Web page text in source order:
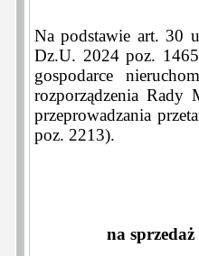
Na podstawie art. 30
Dz.U. 2024 poz.
gospodarce
rozporządzenia
przeprowadzania
poz. 2213).
na